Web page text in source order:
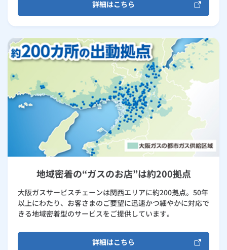
詳細はこちら
地域密着の“ガスのお店”は約200拠点
大阪ガスサービスチェーンは関西エリアに約200拠点。50年
以上にわたり、お客さまのご要望に迅速かつ細やかに対応で
きる地域密着型のサービスをご提供しています。
詳細はこちら